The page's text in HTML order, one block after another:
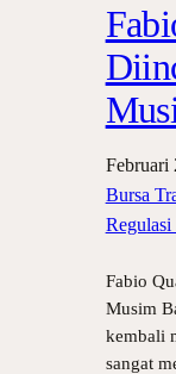
Februari
Bursa
Regulasi
Fabio
Musim
kembali
sangat